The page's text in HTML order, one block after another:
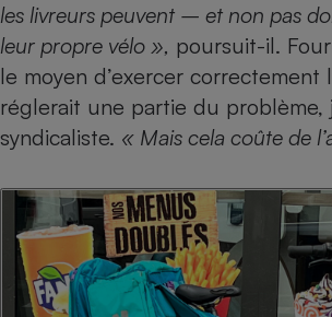
les livreurs peuvent – et non pas
leur propre vélo », poursuit-il.
le moyen d’exercer correctement
réglerait une partie du problème,
syndicaliste. « Mais cela coûte de